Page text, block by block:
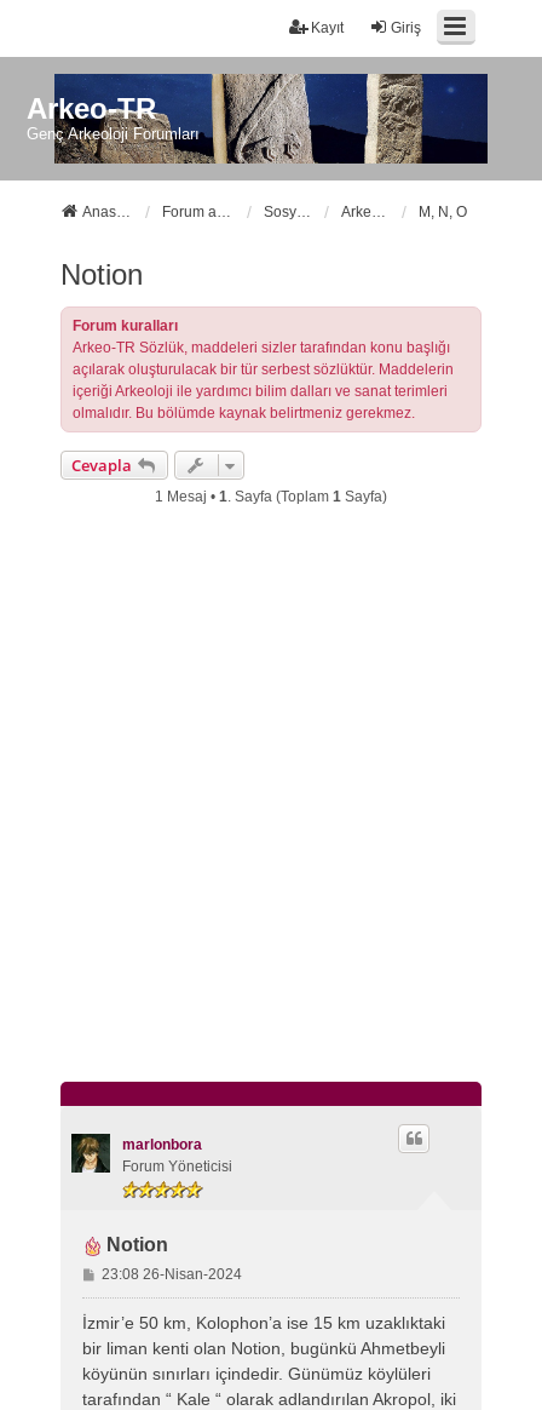
Giriş
Kayıt
Arkeo-TR
Genç Arkeoloji Forumları
Anasayfa Forum ana sayfa Sosyal Forumlarımız Arkeo-TR Sözlük M, N, O
Notion
Forum kuralları
Arkeo-TR Sözlük, maddeleri sizler tarafından konu başlığı
açılarak oluşturulacak bir tür serbest sözlüktür. Maddelerin
içeriği Arkeoloji ile yardımcı bilim dalları ve sanat terimleri
olmalıdır. Bu bölümde kaynak belirtmeniz gerekmez.
Cevapla
1 Mesaj • 1. Sayfa (Toplam 1Sayfa)
marlonbora
Forum Yöneticisi
Notion
M
e
s
23:08 26-Nisan-2024
İzmir’e 50 km, Kolophon’a ise 15 km uzaklıktaki
bir liman kenti olan Notion, bugünkü Ahmetbeyli
köyünün sınırları içindedir. Günümüz köylüleri
tarafından “ Kale “ olarak adlandırılan Akropol, iki